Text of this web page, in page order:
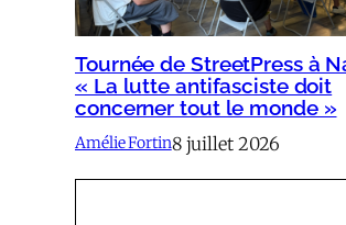
Tournée de StreetPress à
« La lutte antifasciste doit
concerner tout le monde »
Amélie Fortin8 juillet 2026